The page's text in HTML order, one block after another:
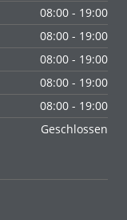
08:00 - 19:00
08:00 - 19:00
08:00 - 19:00
08:00 - 19:00
08:00 - 19:00
Geschlossen